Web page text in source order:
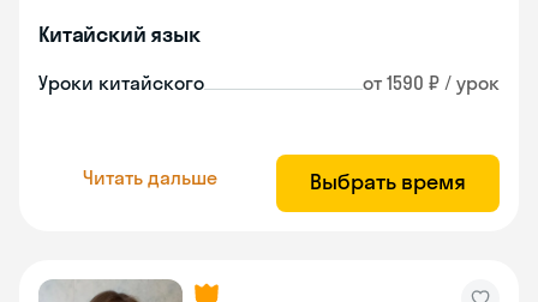
Китайский язык
Уроки китайского от 1590 ₽ / урок
Читать дальше Выбрать время